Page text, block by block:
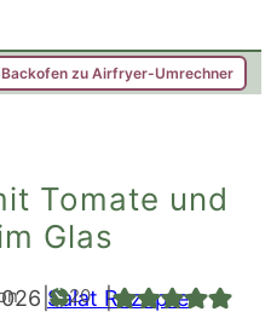
Backofen zu Airfryer-Umrechner
Tomate und
Glas
Salat Rezepte
| 20Minuten
|